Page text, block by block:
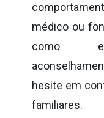
médico ou
como
hesite em
familiares.